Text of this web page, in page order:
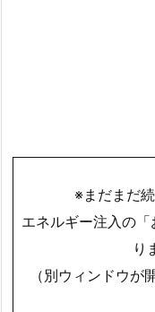
※まだまだ
エネルギー注入の
り
（別ウィンドウ